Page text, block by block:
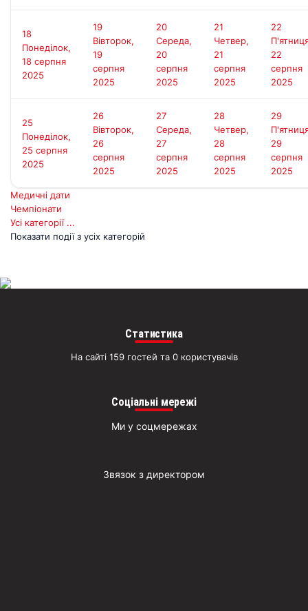
18
Понеділок,
18 серпня
2025
19
Вівторок,
19
серпня
2025
20
Середа,
20
серпня
2025
21
Четвер,
21
серпня
2025
22
22
серпня
2025
25
Понеділок,
25 серпня
2025
26
Вівторок,
26
серпня
2025
27
Середа,
27
серпня
2025
28
Четвер,
28
серпня
2025
29
29
серпня
2025
Медичні дати
Чемпіонати
Усі категорії ...
Показати події з усіх категорій
Статистика
На сайті 159 гостей та 0 користувачів
Соціальні мережі
Ми у соцмережах
Звязок з директором